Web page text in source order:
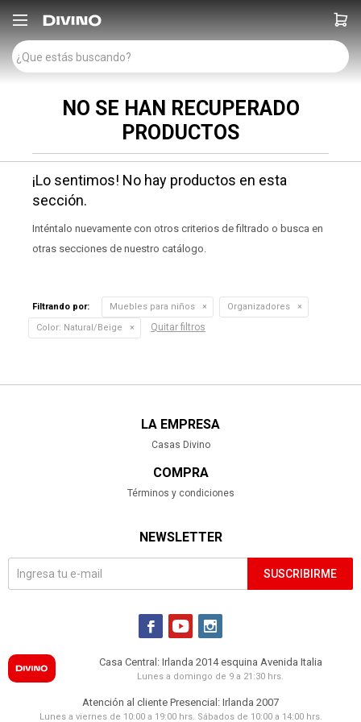

NO SE HAN RECUPERADO
PRODUCTOS
¡Lo sentimos! No hay productos en esta
sección.
Inténtalo nuevamente con otros criterios de filtrado o busca en
otras secciones de nuestro catálogo.
Filtrando por: Muebles para niños
Organizadores
Color: Natural/Beige Quitar filtros
LA EMPRESA
Casas Divino
COMPRA
Términos y condiciones
NEWSLETTER
SUSCRIBIRME
  
Casa Central: Irlanda 2014 esquina Avenida Italia
Lunes a domingo de 9 a 21:30 hrs.
Atención al cliente Presencial: Irlanda 2007
Lunes a viernes de 10:00 a 19:00 hrs. Sábados de 10:00 a 14:00 hrs.